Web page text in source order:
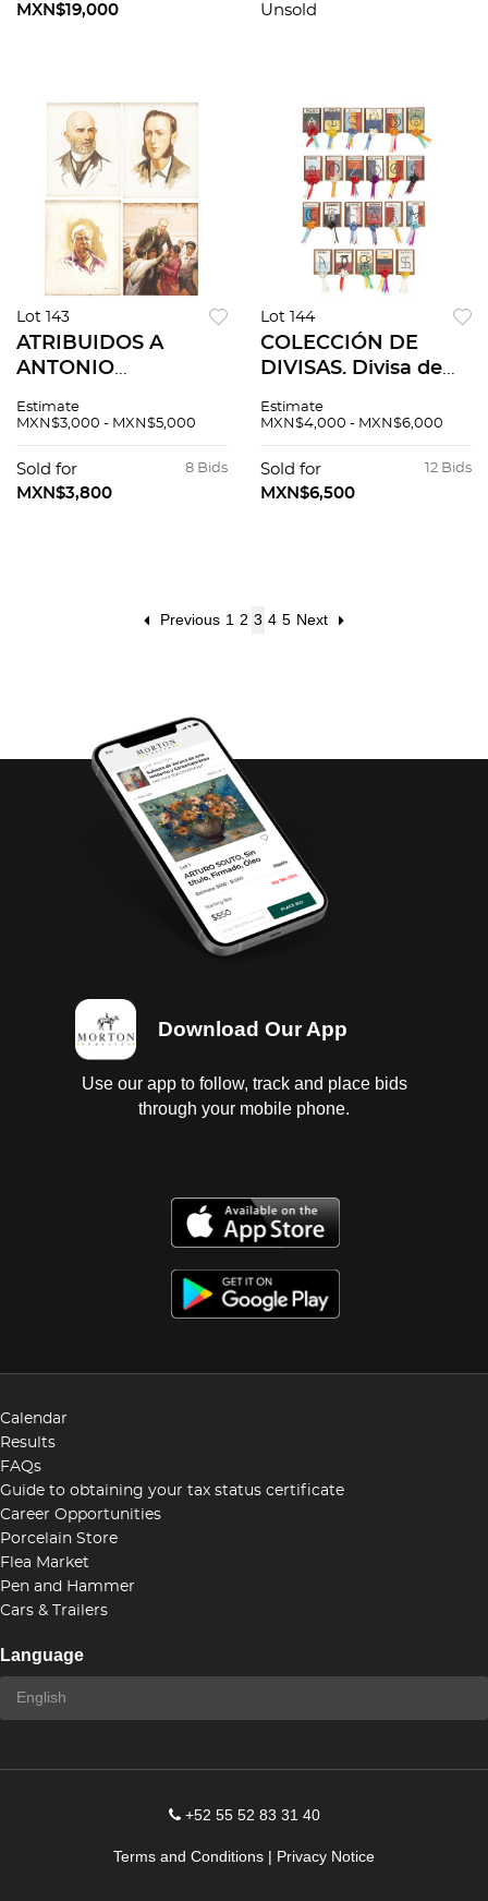
totales.
MXN$19,000
EMILIO FUENTES. 3
Unsold
Lot 143
ATRIBUIDOS A
ANTONIO
RETRATOS DE
sobre tela. Firmados.
4 piezas totales.
Estimate
MXN$3,000 - MXN$5,000
8 Bids
Sold for
MXN$3,800
Lot 144
COLECCIÓN DE
DIVISAS. Divisa de
madera referida con
23 piezas totales.
Estimate
MXN$4,000 - MXN$6,000
12 Bids
Sold for
MXN$6,500
Previous 1 2 3 4 5 Next
Download Our App
Use our app to follow, track and place bids
through your mobile phone.
Calendar
Results
FAQs
Guide to obtaining your tax status certificate
Career Opportunities
Porcelain Store
Flea Market
Pen and Hammer
Cars & Trailers
Language
+52 55 52 83 31 40
Terms and Conditions | Privacy Notice